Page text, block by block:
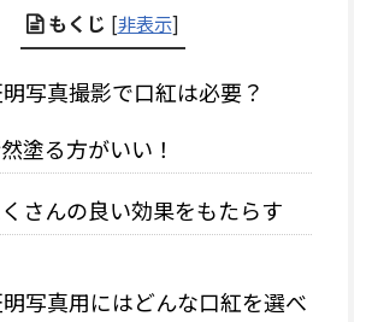
もくじ [非表示]
写真撮影で口紅は必要？
塗る方がいい！
さんの良い効果をもたらす
写真用にはどんな口紅を選べ